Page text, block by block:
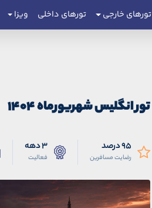
تورهای خارجی تورهای داخلی ویزا
تور انگلیس شهریورماه ۱۴۰۴
95 درصد
رضایت مسافرین
3 دهه
فعالیت